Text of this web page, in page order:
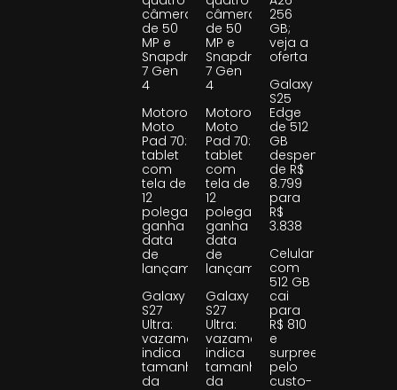
câmeras
de 50
MP e
Snapdragon
7 Gen
4
Motorola
Moto
Pad 70:
tablet
com
tela de
12
polegadas
ganha
data
de
lançamento
Galaxy
S27
Ultra:
vazamento
indica
tamanho
da
câmeras
de 50
MP e
Snapdragon
7 Gen
4
Motorola
Moto
Pad 70:
tablet
com
tela de
12
polegadas
ganha
data
de
lançamento
Galaxy
S27
Ultra:
vazamento
indica
tamanho
da
256
GB;
veja a
oferta
Galaxy
S25
Edge
de 512
GB
despenca
de R$
8.799
para
R$
3.838
Celular
com
512 GB
cai
para
R$ 810
e
surpreende
pelo
custo-